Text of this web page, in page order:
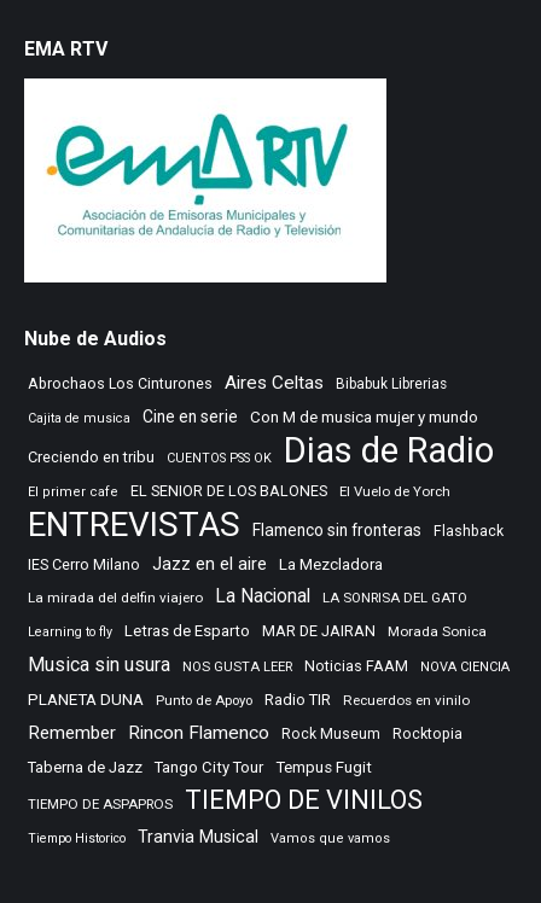
EMA RTV
Nube de Audios
Abrochaos Los Cinturones Aires Celtas Bibabuk Librerias
Cajita de musica Cine en serie Con M de musica mujer y mundo
Creciendo en tribu CUENTOS PSS OK Dias de Radio
El primer cafe EL SENIOR DE LOS BALONES El Vuelo de Yorch
ENTREVISTAS Flamenco sin fronteras Flashback
IES Cerro Milano Jazz en el aire La Mezcladora
La mirada del delfin viajero La Nacional LA SONRISA DEL GATO
Learning to fly Letras de Esparto MAR DE JAIRAN Morada Sonica
Musica sin usura NOS GUSTA LEER Noticias FAAM NOVA CIENCIA
PLANETA DUNA Punto de Apoyo Radio TIR Recuerdos en vinilo
Remember Rincon Flamenco Rock Museum
Rocktopia
Taberna de Jazz
Tango City Tour Tempus Fugit
TIEMPO DE ASPAPROS TIEMPO DE VINILOS
Tiempo Historico Tranvia Musical Vamos que vamos